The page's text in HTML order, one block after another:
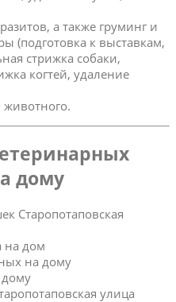
а также груминг и
(подготовка к выставкам,
стрижка собаки,
когтей, удаление
животного.
дому
Старопотаповская
на дом
на дому
дому
улица